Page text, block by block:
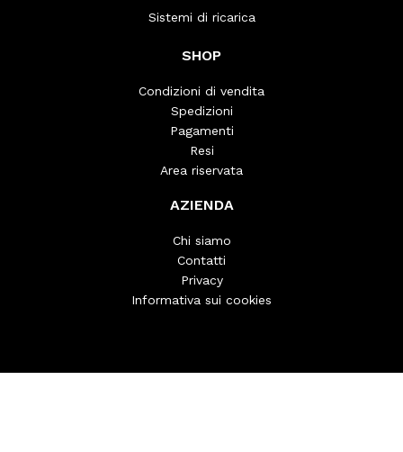
Sistemi di ricarica
SHOP
Condizioni di vendita
Spedizioni
Pagamenti
Resi
Area riservata
AZIENDA
Chi siamo
Contatti
Privacy
Informativa sui cookies